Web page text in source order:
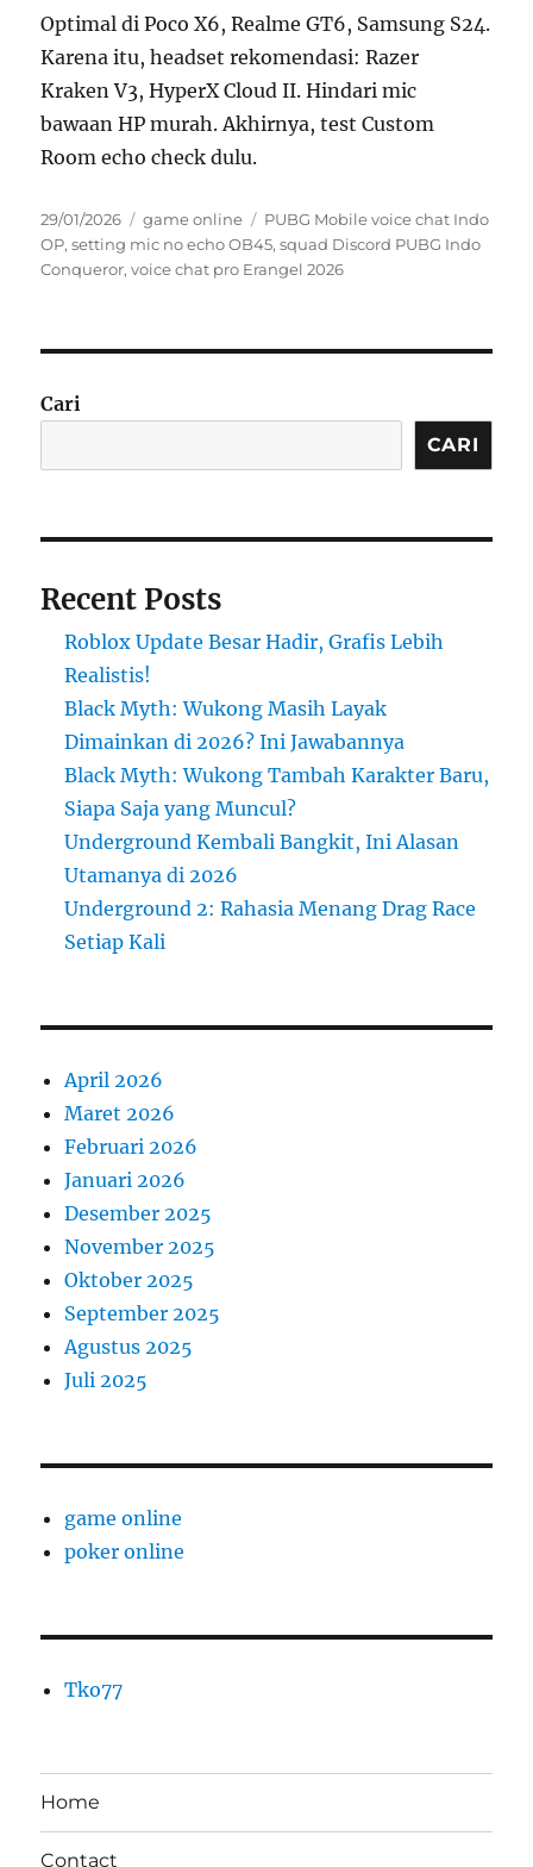
Optimal di Poco X6, Realme GT6, Samsung S24.
Karena itu, headset rekomendasi: Razer
Kraken V3, HyperX Cloud II. Hindari mic
bawaan HP murah. Akhirnya, test Custom
Room echo check dulu.
Posted
on
29/01/2026 Categories
game online Tags
PUBG Mobile voice chat Indo
OP,setting mic no echo OB45,squad Discord PUBG Indo
Conqueror,voice chat pro Erangel 2026
Cari
CARI
Recent Posts
Roblox Update Besar Hadir, Grafis Lebih
Realistis!
Black Myth: Wukong Masih Layak
Dimainkan di 2026? Ini Jawabannya
Black Myth: Wukong Tambah Karakter Baru,
Siapa Saja yang Muncul?
Underground Kembali Bangkit, Ini Alasan
Utamanya di 2026
Underground 2: Rahasia Menang Drag Race
Setiap Kali
April 2026
Maret 2026
Februari 2026
Januari 2026
Desember 2025
November 2025
Oktober 2025
September 2025
Agustus 2025
Juli 2025
game online
poker online
Tko77
Home
Contact